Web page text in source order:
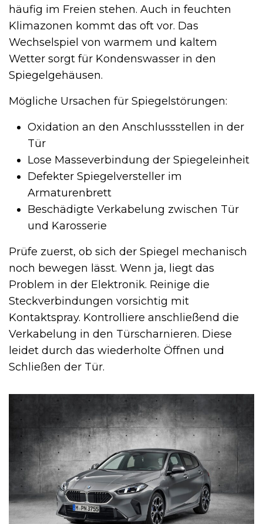
häufig im Freien stehen. Auch in feuchten
Klimazonen kommt das oft vor. Das
Wechselspiel von warmem und kaltem
Wetter sorgt für Kondenswasser in den
Spiegelgehäusen.
Mögliche Ursachen für Spiegelstörungen:
Oxidation an den Anschlussstellen in der
Tür
Lose Masseverbindung der Spiegeleinheit
Defekter Spiegelversteller im
Armaturenbrett
Beschädigte Verkabelung zwischen Tür
und Karosserie
Prüfe zuerst, ob sich der Spiegel mechanisch
noch bewegen lässt. Wenn ja, liegt das
Problem in der Elektronik. Reinige die
Steckverbindungen vorsichtig mit
Kontaktspray. Kontrolliere anschließend die
Verkabelung in den Türscharnieren. Diese
leidet durch das wiederholte Öffnen und
Schließen der Tür.